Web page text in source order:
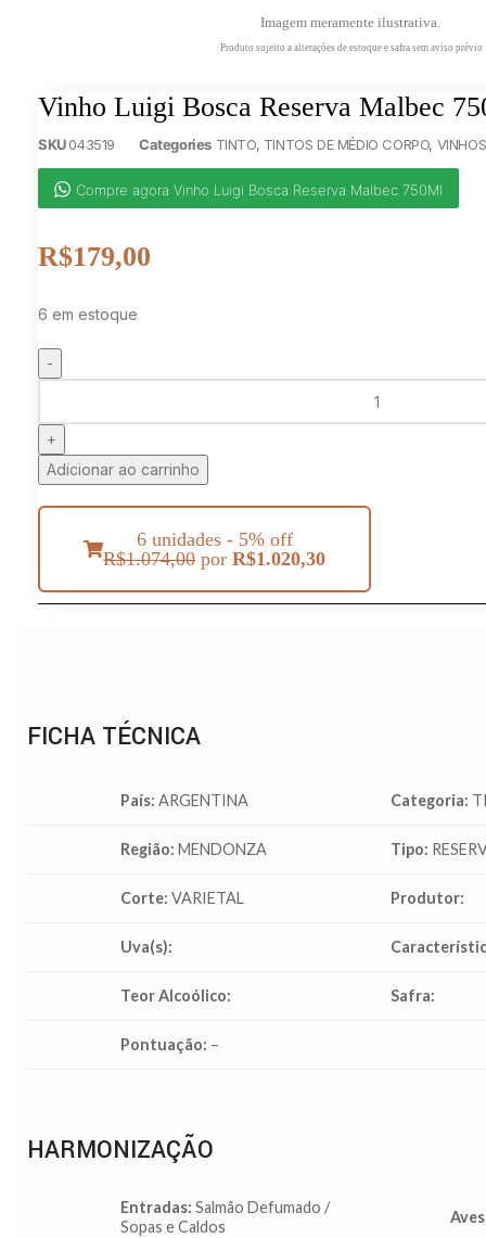
Imagem meramente ilustrativa.
Produto sujeito a alterações de estoque e safra sem aviso prévio
Vinho Luigi Bosca Reserva Malbec
SKU043519 Categories TINTO, TINTOS DE MÉDIO CORPO, VINHOS
Compre agora Vinho Luigi Bosca Reserva Malbec 750Ml
R$179,00
6 em estoque
Adicionar ao carrinho
6 unidades - 5% off
R$1.074,00 por R$1.020,30
FICHA TÉCNICA
País: ARGENTINA Categoria:
Região: MENDONZA Tipo:
Corte: VARIETAL Produtor:
Uva(s):
Teor Alcoólico: Safra:
Pontuação: –
HARMONIZAÇÃO
Entradas: Salmão Defumado /
Sopas e Caldos